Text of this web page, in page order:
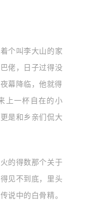
个叫李大山的家
佬，日子过得没
幕降临，他就得
上一杯自在的小
是和乡亲们侃大
的得数那个关于
见不到底，里头
说中的白骨精。